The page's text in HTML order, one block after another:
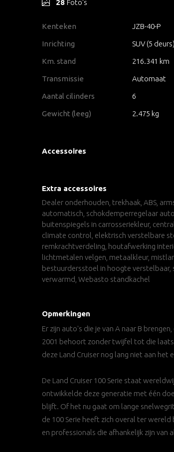
28 Foto's
Kenteken JZB-40-P
Inrichting SUV (5 deurs)
Km. stand 216.341 km
Transmissie Automaat
Aantal cilinders 6
Gewicht (leeg) 2.475 kg
Accessoires
Extra accessoires
Dealer onderhouden, trekhaak, ABS,
automatisch, schokdemperregelaar
buitenspiegels in carrosseriekleur,
climate control, elektrisch verstelbare
remkrachtverdeling, houtafwerking
lichtmetalen velgen, metaalkleur,
bestuurdersstoel in hoogte
verwarmd, Webasto standkachel
Opmerkingen
Er zijn auto's die je van A naar B
2001 behoort zonder twijfel tot die
deze Land Cruiser nog lang niet aan het
De Land Cruiser 100 Serie staat
ontwikkelde deze generatie met één
blijft. Of het nu gaat om lange
de 100 Serie heeft zich overal ter
en professionals die afhankelijk zijn